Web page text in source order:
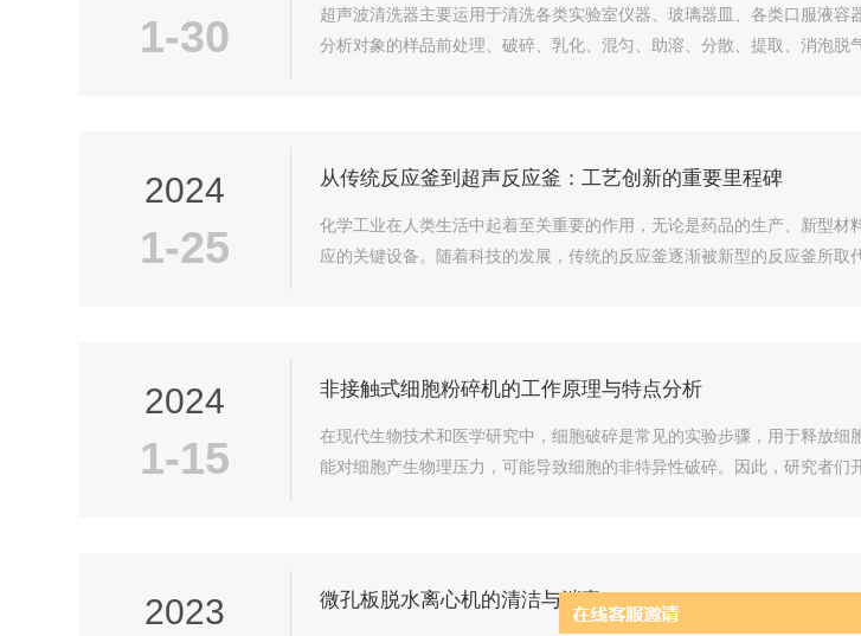
1-30
超声波清洗器主要运用于清洗各类实验室仪器、玻璃器皿、各类口服液
分析对象的样品前处理、破碎、乳化、混匀、助溶、分散、提取、消泡脱
2024
1-25
从传统反应釜到超声反应釜：工艺创新的重要里程碑
化学工业在人类生活中起着至关重要的作用，无论是药品的生产、新型
应的关键设备。随着科技的发展，传统的反应釜逐渐被新型的反应釜所取
2024
1-15
非接触式细胞粉碎机的工作原理与特点分析
在现代生物技术和医学研究中，细胞破碎是常见的实验步骤，用于释放
能对细胞产生物理压力，可能导致细胞的非特异性破碎。因此，研究者们
2023 微孔板脱水离心机的清洁与消毒